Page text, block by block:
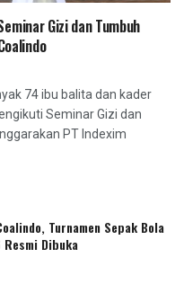
Gizi dan Tumbuh
74 ibu balita dan kader
Seminar Gizi dan
PT Indexim
Turnamen Sepak Bola
Dibuka